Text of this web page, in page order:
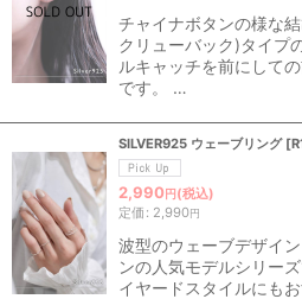
チャイナボタンの様な
クリューバック)タイプ
ルキャッチを前にして
です。 …
SILVER925 ウェーブリング [
2,990円(税込)
定価 : 2,990円
波型のウェーブデザイ
ンの人気モデルシリー
イヤードスタイルにも